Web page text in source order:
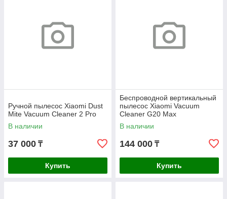
Ручной пылесос Xiaomi Dust
Mite Vacuum Cleaner 2 Pro
В наличии
37 000 ₸
Купить
Беспроводной вертикальный
пылесос Xiaomi Vacuum
Cleaner G20 Max
В наличии
144 000 ₸
Купить